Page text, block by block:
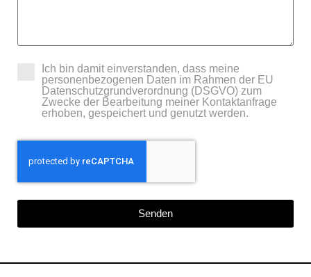
Ich bin damit einverstanden, dass meine
personenbezogenen Daten im Rahmen der EU
Datenschutzgrundverordnung (DSGVO) zum
Zwecke der Bearbeitung meiner Kontaktanfrage
erhoben, gespeichert und genutzt werden.
Senden